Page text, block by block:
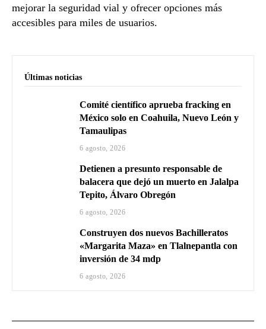
mejorar la seguridad vial y ofrecer opciones más
accesibles para miles de usuarios.
Últimas noticias
Comité científico aprueba fracking en
México solo en Coahuila, Nuevo León y
Tamaulipas
6 agosto, 2026
Detienen a presunto responsable de
balacera que dejó un muerto en Jalalpa
Tepito, Álvaro Obregón
6 agosto, 2026
Construyen dos nuevos Bachilleratos
«Margarita Maza» en Tlalnepantla con
inversión de 34 mdp
6 agosto, 2026